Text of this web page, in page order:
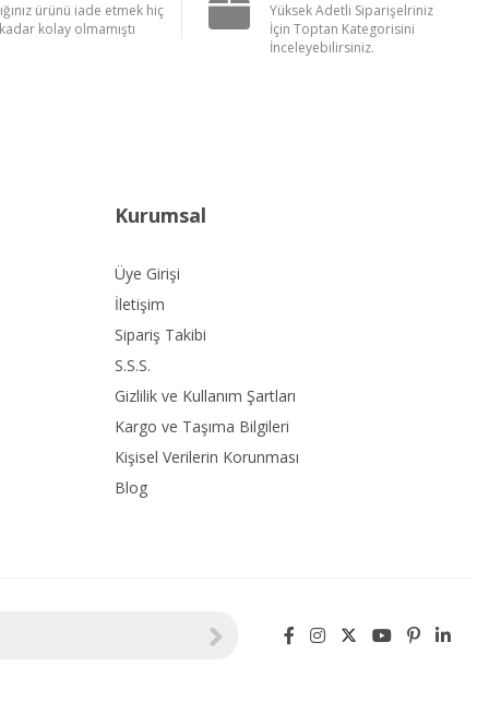
ürünü iade etmek hiç
kolay olmamıştı
Yüksek Adetli Siparişelriniz
İçin Toptan Kategorisini
İnceleyebilirsiniz.
Kurumsal
Üye Girişi
İletişim
Sipariş Takibi
S.S.S.
Gizlilik ve Kullanım Şartları
Kargo ve Taşıma Bilgileri
Kişisel Verilerin Korunması
Blog